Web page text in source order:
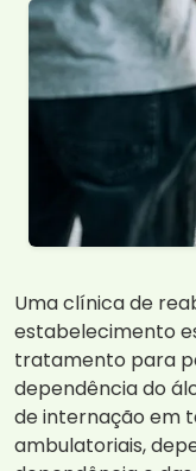
Uma clínica de
estabelecimento
tratamento para
dependência do
de internação em
ambulatoriais,